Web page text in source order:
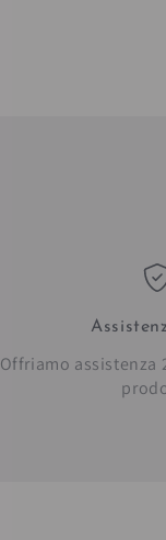
Offriamo assistenza